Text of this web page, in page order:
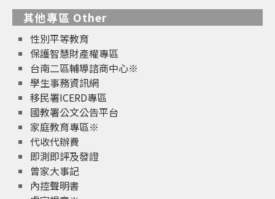
其他專區 Other
性別平等教育
保護智慧財產權專區
台南二區輔導諮商中心※
學生事務資訊網
移民署ICERD專區
國教署公文公告平台
家庭教育專區※
代收代辦費
即測即評及發證
曾家大事記
內控聲明書